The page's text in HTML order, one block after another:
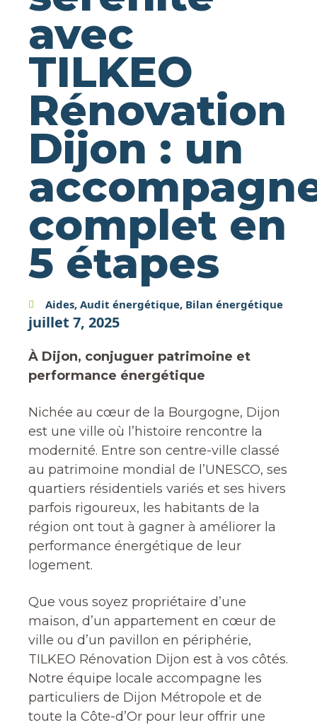
avec
TILKEO
Rénovation
Dijon : un
complet en
5 étapes
Aides, Audit énergétique, Bilan énergétique
juillet 7, 2025
À Dijon, conjuguer patrimoine et
performance énergétique
Nichée au cœur de la Bourgogne, Dijon
est une ville où l’histoire rencontre la
modernité. Entre son centre-ville classé
au patrimoine mondial de l’UNESCO, ses
quartiers résidentiels variés et ses hivers
parfois rigoureux, les habitants de la
région ont tout à gagner à améliorer la
performance énergétique de leur
logement.
Que vous soyez propriétaire d’une
maison, d’un appartement en cœur de
ville ou d’un pavillon en périphérie,
TILKEO Rénovation Dijon est à vos côtés.
Notre équipe locale accompagne les
particuliers de Dijon Métropole et de
toute la Côte-d’Or pour leur offrir une